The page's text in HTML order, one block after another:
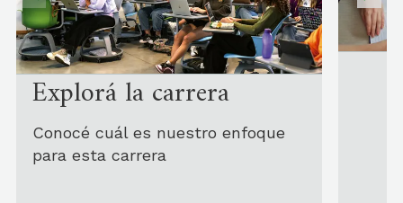
Explorá la carrera
Conocé cuál es nuestro enfoque
para esta carrera